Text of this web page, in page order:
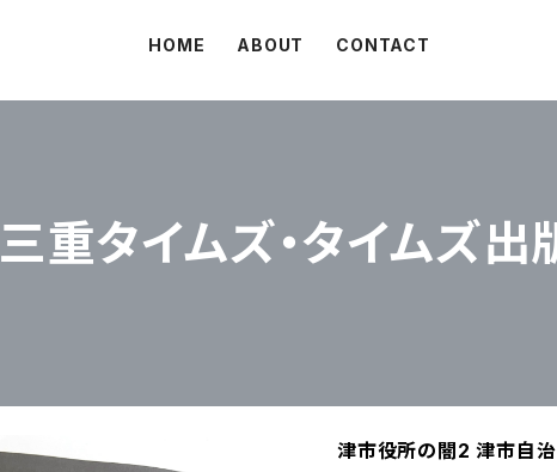
HOME ABOUT CONTACT
三重タイムズ・タイムズ出
津市役所の闇2 津市自